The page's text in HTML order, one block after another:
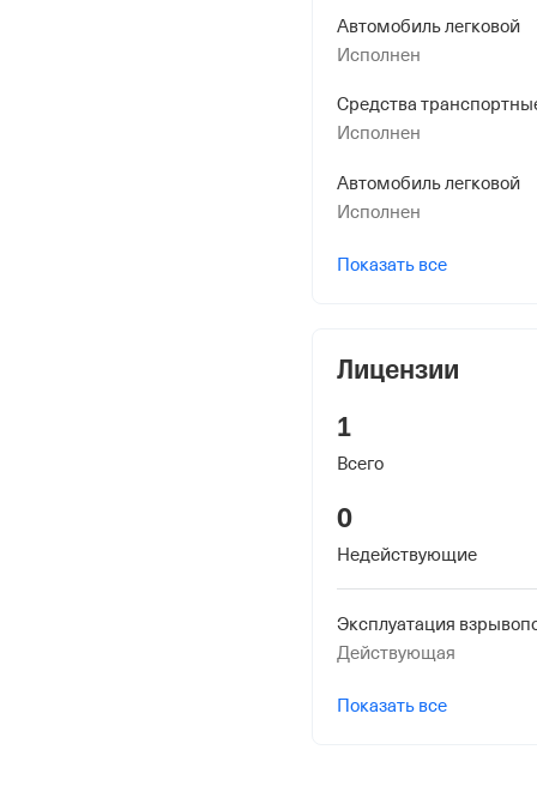
Российской
1012234843
31 марта 2011
Наименование
Автомобиль легковой
Исполнен
Исполнен
Автомобиль легковой
Исполнен
Показать все
Лицензии
1
Всего
0
Недействующие
Действующая
Показать все